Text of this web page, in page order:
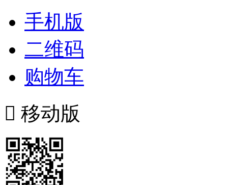
手机版
二维码
购物车
 移动版